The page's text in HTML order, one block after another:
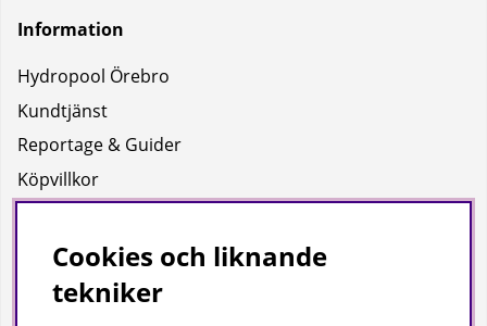
Information
Hydropool Örebro
Kundtjänst
Reportage & Guider
Köpvillkor
Uppgifter för leverans
Om oss
Cookies och liknande
tekniker